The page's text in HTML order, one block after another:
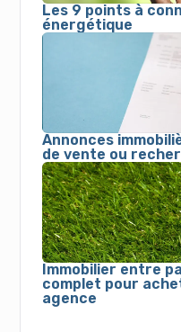
Les 9 points à
énergétique
Annonces
de vente ou
Immobilier entre
complet pour
agence